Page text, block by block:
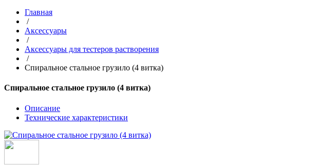
Главная
/
Аксессуары
/
Аксессуары для тестеров растворения
/
Спиральное стальное грузило (4 витка)
Спиральное стальное грузило (4 витка)
Описание
Технические характеристики